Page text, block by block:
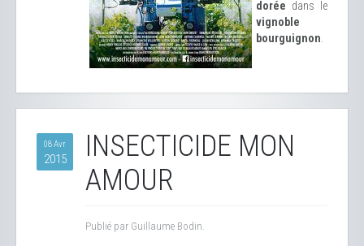
dorée dans le
vignoble
bourguignon
08 Avr
2015
INSECTICIDE MON
AMOUR
Publié par Guillaume Bodin.